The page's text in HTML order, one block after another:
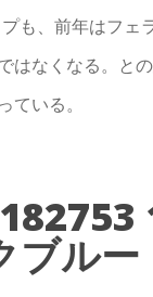
も、前年はフ
はなくなる。と
いる。
ブルー